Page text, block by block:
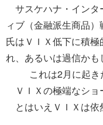
サスケハナ・インタ
ィブ（金融派生商品
氏はＶＩＸ低下に積
れ、あるいは過信かも
これは2月に起きた
ＶＩＸの極端なショ
とはいえＶＩＸは依